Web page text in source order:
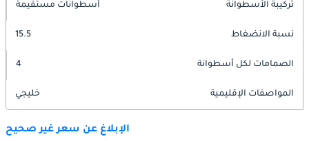
تركيبة الأسطوانة أسطوانات مستقيمة
نسبة الانضغاط 15.5
الصمامات لكل أسطوانة 4
المواصفات الإقليمية خليجي
الإبلاغ عن سعر غير صحيح